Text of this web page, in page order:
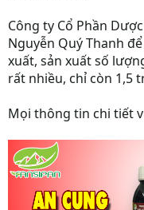
Công ty Cổ Phần
Nguyễn Quý Thanh
xuất, sản xuất số
rất nhiều, chỉ còn 1,5
Mọi thông tin chi tiết